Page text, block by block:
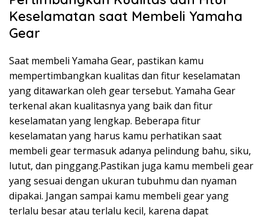
Keselamatan saat Membeli Yamaha
Gear
Saat membeli Yamaha Gear, pastikan kamu
mempertimbangkan kualitas dan fitur keselamatan
yang ditawarkan oleh gear tersebut. Yamaha Gear
terkenal akan kualitasnya yang baik dan fitur
keselamatan yang lengkap. Beberapa fitur
keselamatan yang harus kamu perhatikan saat
membeli gear termasuk adanya pelindung bahu, siku,
lutut, dan pinggang.Pastikan juga kamu membeli gear
yang sesuai dengan ukuran tubuhmu dan nyaman
dipakai. Jangan sampai kamu membeli gear yang
terlalu besar atau terlalu kecil, karena dapat